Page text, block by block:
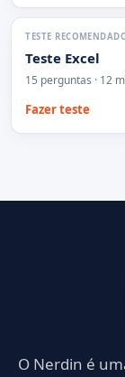
TESTE
Teste Excel
15 perguntas · 12
Fazer teste
O Nerdin é